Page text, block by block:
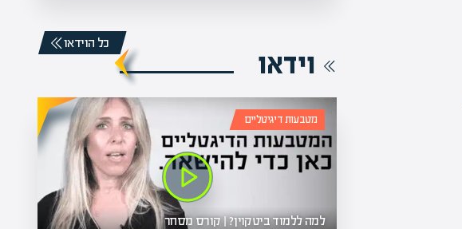
וידאו
כל הוידאו
מטבעות דיגיטליים
למה ללמוד ביטקוין? | קורס מסחר